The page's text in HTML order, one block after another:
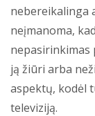
nebereikalinga
neįmanoma,
ją žiūri arba
aspektų, kodėl
televiziją.